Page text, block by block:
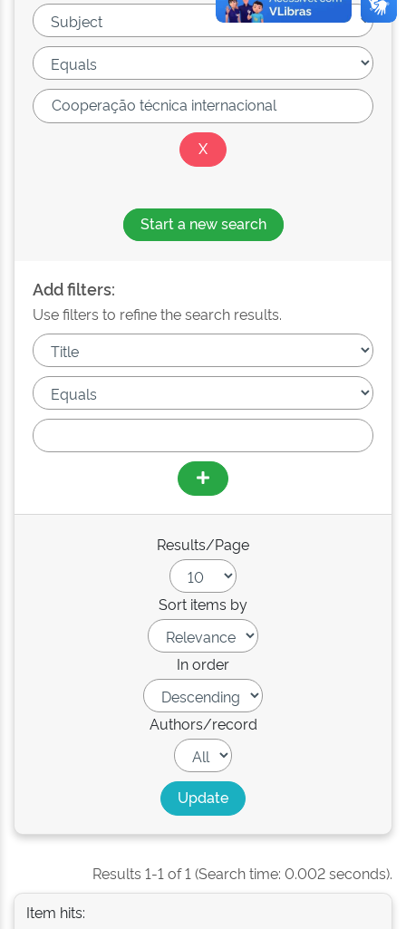
Start a new search
Add filters:
Use filters to refine the search results.
Results/Page
Sort items by
In order
Authors/record
Results 1-1 of 1 (Search time: 0.002 seconds).
Item hits: